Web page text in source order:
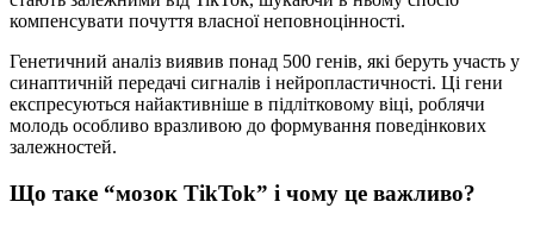
компенсувати почуття власної неповноцінності.
Генетичний аналіз виявив понад 500 генів, які беруть участь у
синаптичній передачі сигналів і нейропластичності. Ці гени
експресуються найактивніше в підлітковому віці, роблячи
молодь особливо вразливою до формування поведінкових
залежностей.
Що таке “мозок TikTok” і чому це важливо?